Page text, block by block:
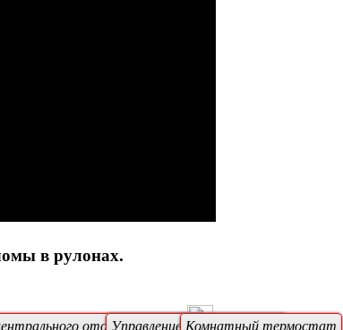
в рулонах.
отопления (ЦО)
Управление насосом буфера
Комнатный термостат